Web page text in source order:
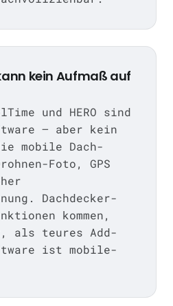
kein Aufmaß auf
und HERO sind
— aber kein
mobile Dach-
Foto, GPS
Dachdecker-
kommen,
als teures Add-
ist mobile-